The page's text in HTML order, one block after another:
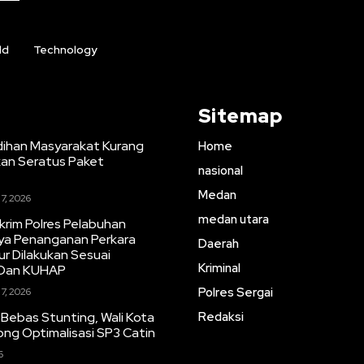
Technology
Masyarakat Kurang
Seratus Paket
2026
Polres Pelabuhan
Penanganan Perkara
Dilakukan Sesuai
KUHAP
2026
Stunting, Wali Kota
Optimalisasi SP3 Catin
Sitemap
Home
nasional
Medan
medan utara
Daerah
Kriminal
Polres Sergai
Redaksi